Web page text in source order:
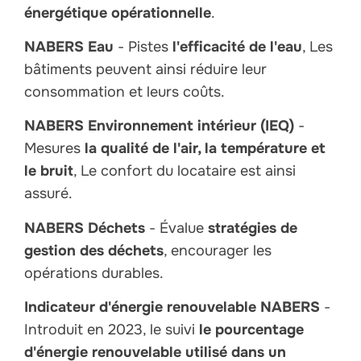
énergétique opérationnelle.
NABERS Eau - Pistes l'efficacité de l'eau, Les
bâtiments peuvent ainsi réduire leur
consommation et leurs coûts.
NABERS Environnement intérieur (IEQ) -
Mesures la qualité de l'air, la température et
le bruit, Le confort du locataire est ainsi
assuré.
NABERS Déchets - Évalue stratégies de
gestion des déchets, encourager les
opérations durables.
Indicateur d'énergie renouvelable NABERS -
Introduit en 2023, le suivi le pourcentage
d'énergie renouvelable utilisé dans un